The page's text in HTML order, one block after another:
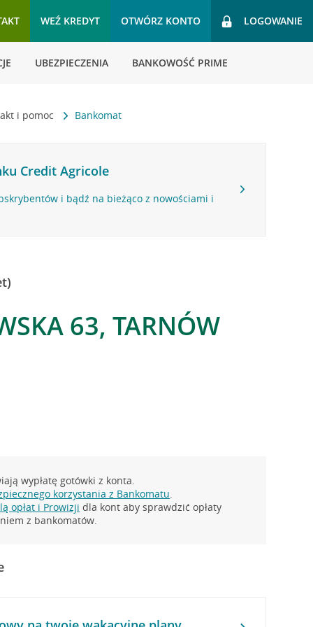
WEŹ KREDYT OTWÓRZ KONTO LOGOWANIE
UBEZPIECZENIA BANKOWOŚĆ PRIME
i pomoc Bankomat
Credit Agricole
i bądź na bieżąco z nowościami i
63, TARNÓW
wypłatę gotówki z konta.
korzystania z Bankomatu.
opłat i Prowizji dla kont aby sprawdzić opłaty
z bankomatów.